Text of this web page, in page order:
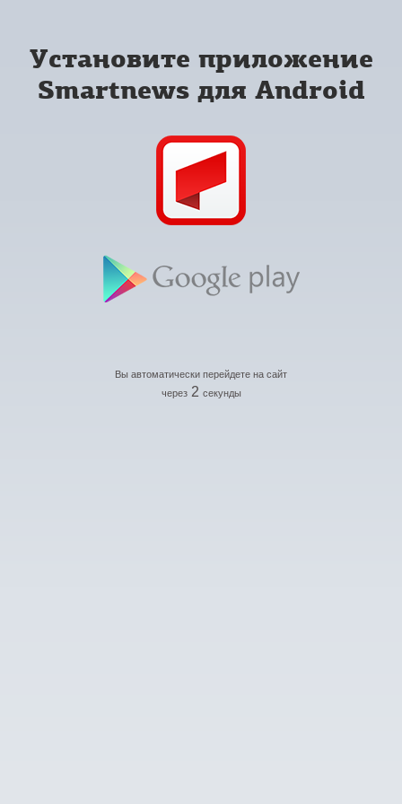
Установите приложение
Smartnews для Android
Вы автоматически перейдете на сайт
через 2 секунды